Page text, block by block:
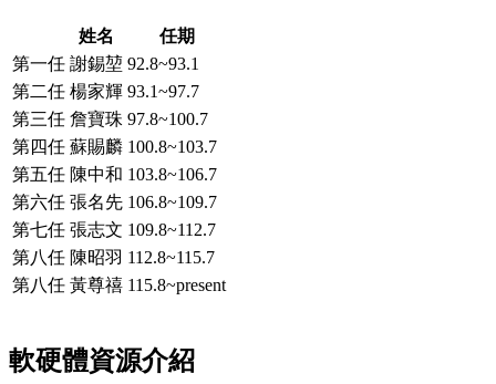
姓名
任期
第一任 謝錫堃 92.8~93.1
第二任 楊家輝 93.1~97.7
第三任 詹寶珠 97.8~100.7
第四任 蘇賜麟 100.8~103.7
第五任 陳中和 103.8~106.7
第六任 張名先 106.8~109.7
第七任 張志文 109.8~112.7
第八任 陳昭羽 112.8~115.7
第八任 黃尊禧 115.8~present
軟硬體資源介紹